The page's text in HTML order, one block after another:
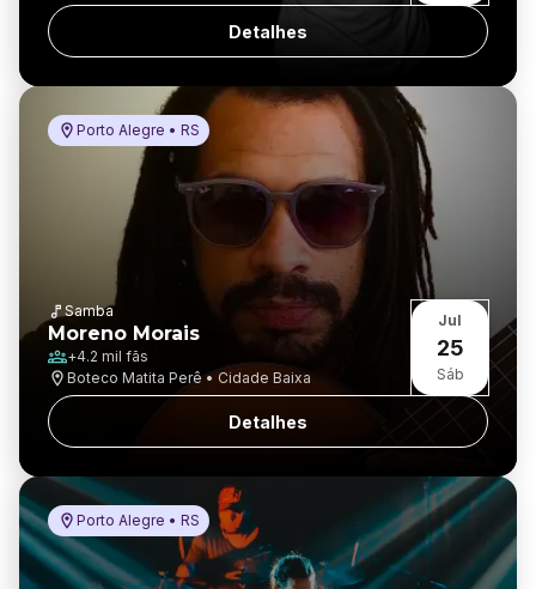
Detalhes
Porto Alegre • RS
Samba
Moreno Morais
+4.2 mil fãs
Boteco Matita Perê • Cidade Baixa
Jul
25
Sáb
Detalhes
Porto Alegre • RS